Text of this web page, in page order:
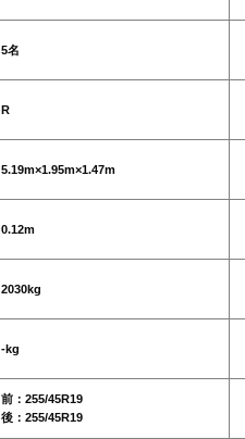
5名
R
5.19m×1.95m×1.47m
0.12m
2030kg
-kg
前：255/45R19
後：255/45R19